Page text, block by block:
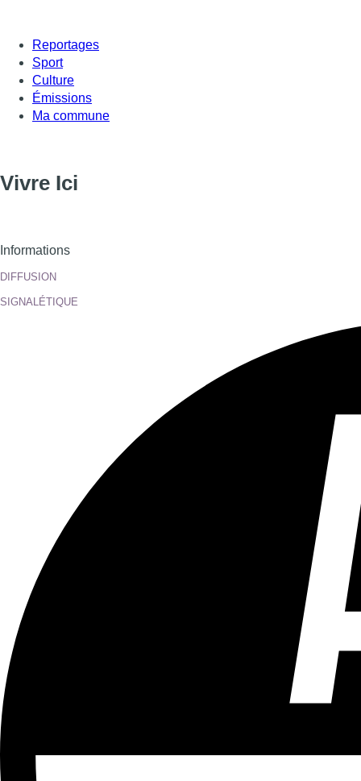
Reportages
Sport
Culture
Émissions
Ma commune
Vivre Ici
Informations
DIFFUSION
SIGNALÉTIQUE